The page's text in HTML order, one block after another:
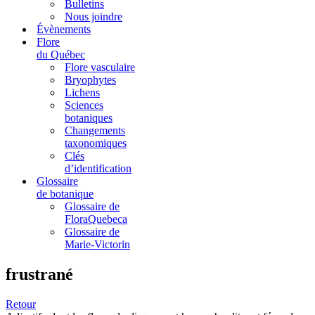
Bulletins
Nous joindre
Évènements
Flore
du Québec
Flore vasculaire
Bryophytes
Lichens
Sciences
botaniques
Changements
taxonomiques
Clés
d’identification
Glossaire
de botanique
Glossaire de
FloraQuebeca
Glossaire de
Marie-Victorin
frustrané
Retour